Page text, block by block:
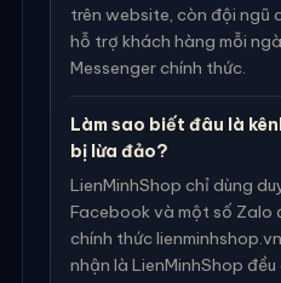
trên website, còn đội ngũ
hỗ trợ khách hàng mỗi
Messenger chính thức.
Làm sao biết đâu là
bị lừa đảo?
LienMinhShop chỉ dùng
Facebook và một số Zalo
chính thức
nhận là LienMinhShop